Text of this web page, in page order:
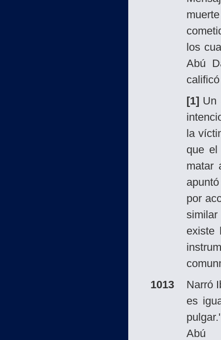
los
Abú
[1] Un
la
que
matar
por
existe
1013
Narró
es
Abú